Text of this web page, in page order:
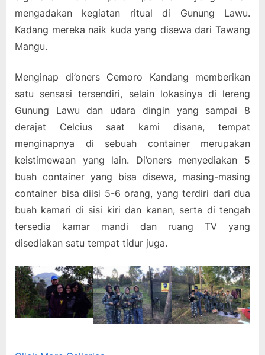
mengadakan kegiatan ritual di Gunung Lawu.
Kadang mereka naik kuda yang disewa dari Tawang
Mangu.
Menginap di’oners Cemoro Kandang memberikan
satu sensasi tersendiri, selain lokasinya di lereng
Gunung Lawu dan udara dingin yang sampai 8
derajat Celcius saat kami disana, tempat
menginapnya di sebuah container merupakan
keistimewaan yang lain. Di’oners menyediakan 5
buah container yang bisa disewa, masing-masing
container bisa diisi 5-6 orang, yang terdiri dari dua
buah kamari di sisi kiri dan kanan, serta di tengah
tersedia kamar mandi dan ruang TV yang
disediakan satu tempat tidur juga.